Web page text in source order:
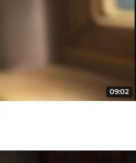
09:02